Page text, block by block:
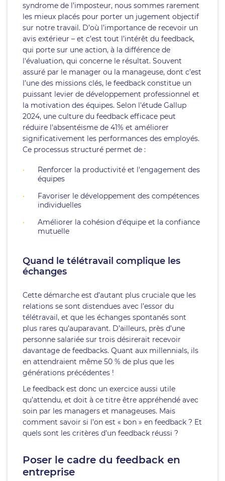
syndrome de l’imposteur, nous sommes rarement
les mieux placés pour porter un jugement objectif
sur notre travail. D’où l’importance de recevoir un
avis extérieur – et c’est tout l’intérêt du feedback,
qui porte sur une action, à la différence de
l'évaluation, qui concerne le résultat. Souvent
assuré par le manager ou la manageuse, dont c’est
l’une des missions clés, le feedback constitue un
puissant levier de développement professionnel et
la motivation des équipes. Selon l'étude Gallup
2024, une culture du feedback efficace peut
réduire l'absentéisme de 41% et améliorer
significativement les performances des employés.
Ce processus structuré permet de :
Renforcer la productivité et l'engagement des
équipes
Favoriser le développement des compétences
individuelles
Améliorer la cohésion d'équipe et la confiance
mutuelle
Quand le télétravail complique les
échanges
Cette démarche est d’autant plus cruciale que les
relations se sont distendues avec l’essor du
télétravail, et que les échanges spontanés sont
plus rares qu’auparavant. D’ailleurs, près d’une
personne salariée sur trois désirerait recevoir
davantage de feedbacks. Quant aux millennials, ils
en attendraient même 50 % de plus que les
générations précédentes !
Le feedback est donc un exercice aussi utile
qu’attendu, et doit à ce titre être appréhendé avec
soin par les managers et manageuses. Mais
comment savoir si l’on est « bon » en feedback ? Et
quels sont les critères d’un feedback réussi ?
Poser le cadre du feedback en
entreprise